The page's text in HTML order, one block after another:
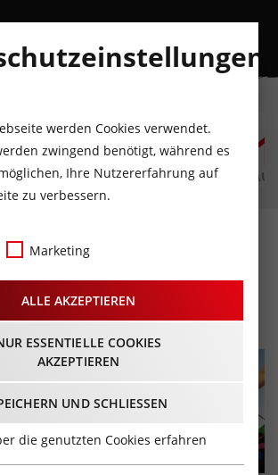
SA
8
AUGUST
SO
9
AUGUST
MO
10
AUGUST
& TOM "Happy
Jungle"
- Beginn 16:00 Uhr
werden Cookies verwendet.
zwingend benötigt, während es
Ihre Nutzererfahrung auf
zu verbessern.
Marketing
ALLE AKZEPTIEREN
ESSENTIELLE COOKIES
AKZEPTIEREN
UND SCHLIESSEN
die genutzten Cookies erfahren